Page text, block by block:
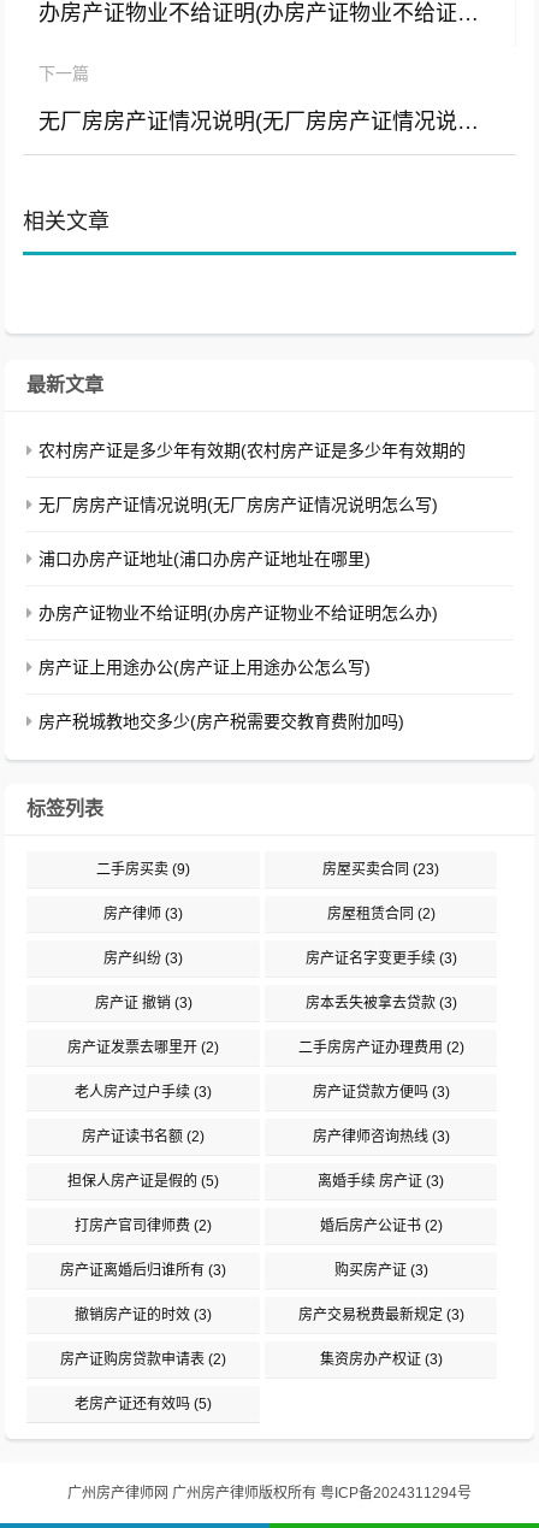
办房产证物业不给证明(办房产证物业不给证明怎么办)
下一篇
无厂房房产证情况说明(无厂房房产证情况说明怎么写)
相关文章
最新文章
农村房产证是多少年有效期(农村房产证是多少年有效期的
无厂房房产证情况说明(无厂房房产证情况说明怎么写)
浦口办房产证地址(浦口办房产证地址在哪里)
办房产证物业不给证明(办房产证物业不给证明怎么办)
房产证上用途办公(房产证上用途办公怎么写)
房产税城教地交多少(房产税需要交教育费附加吗)
标签列表
二手房买卖 (9) 房屋买卖合同 (23)
房产律师 (3) 房屋租赁合同 (2)
房产纠纷 (3) 房产证名字变更手续(3)
房产证 撤销 (3) 房本丢失被拿去贷款(3)
房产证发票去哪里开 (2) 二手房房产证办理费用 (2)
老人房产过户手续 (3) 房产证贷款方便吗(3)
房产证读书名额 (2) 房产律师咨询热线(3)
担保人房产证是假的 (5) 离婚手续 房产证 (3)
打房产官司律师费 (2) 婚后房产公证书(2)
房产证离婚后归谁所有 (3) 购买房产证 (3)
撤销房产证的时效 (3) 房产交易税费最新规定 (3)
房产证购房贷款申请表 (2) 集资房办产权证 (3)
老房产证还有效吗 (5)
广州房产律师网 广州房产律师版权所有 粤ICP备2024311294号